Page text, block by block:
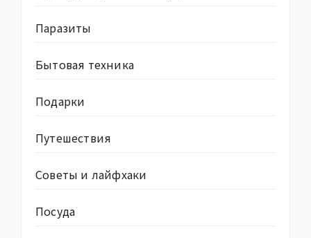
Паразиты
Бытовая техника
Подарки
Путешествия
Советы и лайфхаки
Посуда